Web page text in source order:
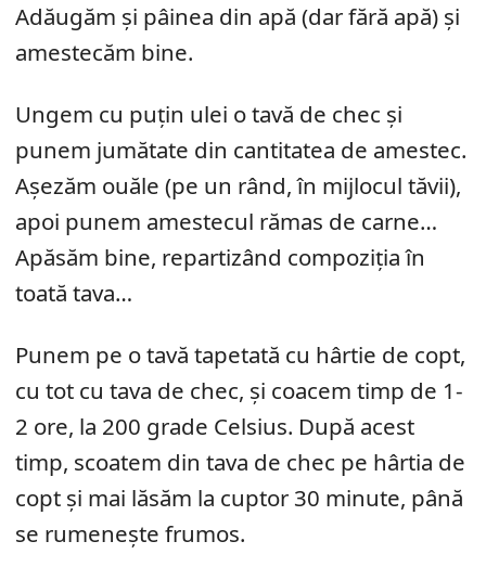
Adăugăm și pâinea din apă (dar fără apă) și
amestecăm bine.
Ungem cu puțin ulei o tavă de chec și
punem jumătate din cantitatea de amestec.
Așezăm ouăle (pe un rând, în mijlocul tăvii),
apoi punem amestecul rămas de carne…
Apăsăm bine, repartizând compoziția în
toată tava…
Punem pe o tavă tapetată cu hârtie de copt,
cu tot cu tava de chec, și coacem timp de 1-
2 ore, la 200 grade Celsius. După acest
timp, scoatem din tava de chec pe hârtia de
copt și mai lăsăm la cuptor 30 minute, până
se rumenește frumos.